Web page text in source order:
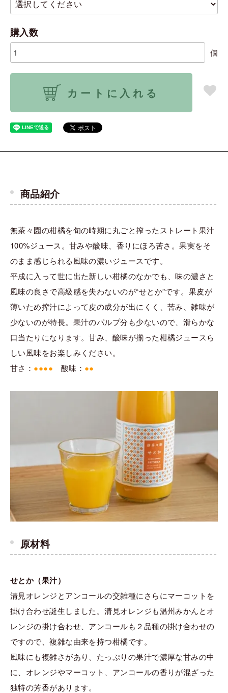
購入数
個
カートに入れる
商品紹介
無茶々園の柑橘を旬の時期に丸ごと搾ったストレート果汁
100%ジュース。甘みや酸味、香りにほろ苦さ。果実をそ
のまま感じられる風味の濃いジュースです。
平成に入って世に出た新しい柑橘のなかでも、味の濃さと
風味の良さで高級感を失わないのが“せとか”です。果皮が
薄いため搾汁によって皮の成分が出にくく、苦み、雑味が
少ないのが特長。果汁のパルプ分も少ないので、滑らかな
口当たりになります。甘み、酸味が揃った柑橘ジュースら
しい風味をお楽しみください。
甘さ： ●●●● 酸味： ●●
原材料
せとか（果汁）
清見オレンジとアンコールの交雑種にさらにマーコットを
掛け合わせ誕生しました。清見オレンジも温州みかんとオ
レンジの掛け合わせ、アンコールも２品種の掛け合わせの
ですので、複雑な由来を持つ柑橘です。
風味にも複雑さがあり、たっぷりの果汁で濃厚な甘みの中
に、オレンジやマーコット、アンコールの香りが混ざった
独特の芳香があります。